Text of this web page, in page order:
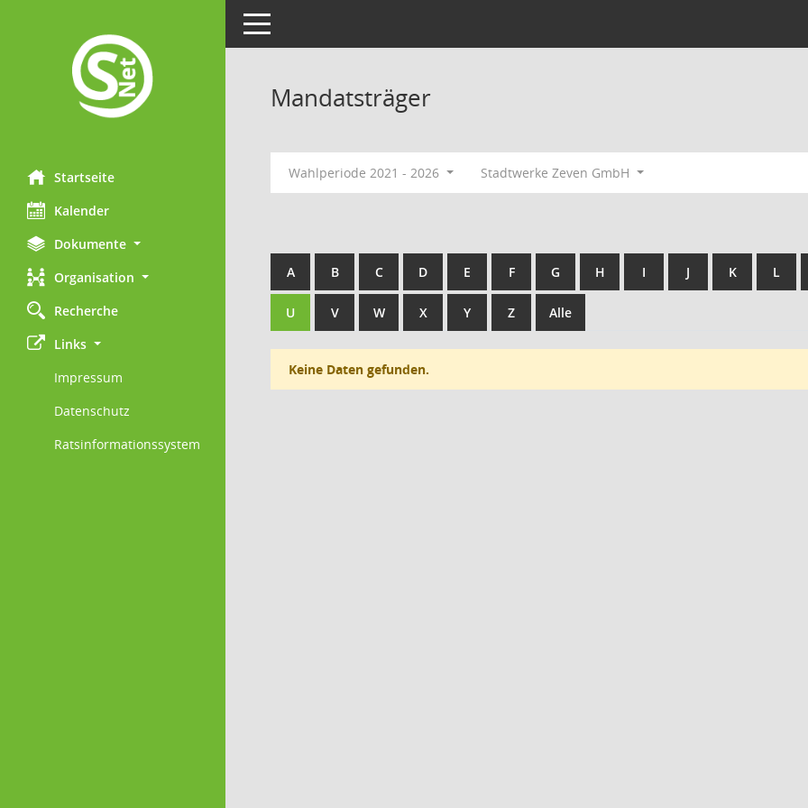
Startseite
Kalender
Dokumente
Organisation
Recherche
Links
Impressum
Datenschutz
Ratsinformationssystem
Toggle navigation
Mandatsträger
Wahlperiode 2021 - 2026 Stadtwerke Zeven GmbH
A B C D E F G H I J K L
U V W X Y Z Alle
Keine Daten gefunden.